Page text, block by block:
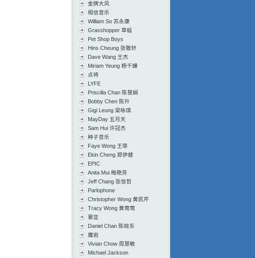
金牌大风
相信音乐
William So 苏永康
Grasshopper 草蜢
Pet Shop Boys
Hins Cheung 张敬轩
Dave Wang 王杰
Miriam Yeung 杨千嬅
点将
LYFE
Priscilla Chan 陈慧娴
Bobby Chen 陈升
Gigi Leung 梁咏琪
MayDay 五月天
Sam Hui 许冠杰
种子音乐
Faye Wong 王菲
Ekin Cheng 郑伊健
EPIC
Anita Mui 梅艳芳
Jeff Chang 张信哲
Parlophone
Christopher Wong 黄凯芹
Tracy Wong 黄莺莺
寰亚
Daniel Chan 陈晓东
魔岩
Vivian Chow 周慧敏
Michael Jackson